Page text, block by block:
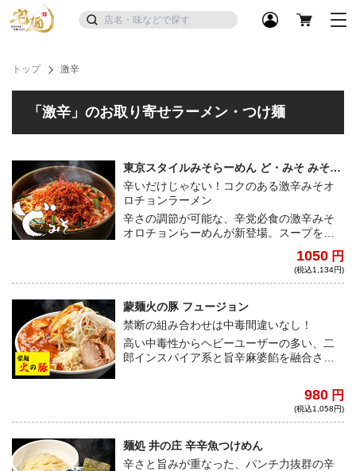
トップ 激辛
「激辛」のお取り寄せラーメン・つけ麺
東京スタイルみそらーめん ど・みそ みそオ
ロチョンらーめん
辛いだけじゃない！コクのある激辛みそオ
ロチョンラーメン
辛さの調節が可能な、辛党必食の激辛みそ
オロチョンらーめんが新登場。スープを飲
を駆け巡る激辛スープは、ただ辛いだけで
なく、味噌のコクや背脂の甘さが程よい塩
1050 円
(税込1,134円)
蒙麺火の豚 フュージョン
禁断の組み合わせは中毒間違いなし！
高い中毒性からヘビーユーザーの多い、二
郎インスパイア系と旨辛麻婆餡を融合させ
に、辛いけど旨い・うまいけど辛い旨辛麻
婆餡の組み合わせが病みつきになる！
980 円
(税込1,058円)
麺処 井の庄 辛辛魚つけめん
辛さと旨みが重なった、パンチ力抜群の辛